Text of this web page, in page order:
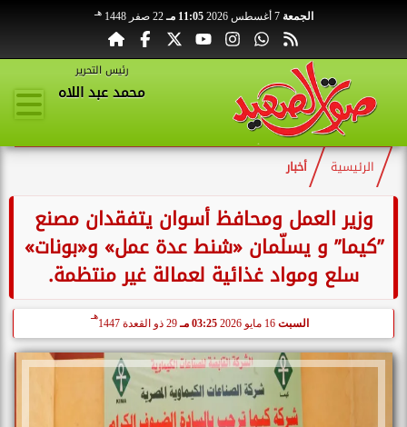
الجمعة 7 أغسطس 2026 11:05 مـ 22 صفر 1448 هـ
رئيس التحرير
محمد عبد اللاه
الرئيسية أخبار
وزير العمل ومحافظ أسوان يتفقدان مصنع
”كيما” و يسلّمان «شنط عدة عمل» و«بونات»
سلع ومواد غذائية لعمالة غير منتظمة.
السبت 03:25 مـ 29 ذو القعدة 1447
هـ